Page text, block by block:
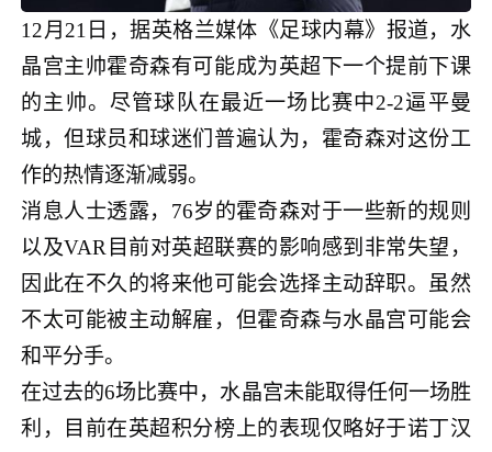
12月21日，据英格兰媒体《足球内幕》报道，水
晶宫主帅霍奇森有可能成为英超下一个提前下课
的主帅。尽管球队在最近一场比赛中2-2逼平曼
城，但球员和球迷们普遍认为，霍奇森对这份工
作的热情逐渐减弱。
消息人士透露，76岁的霍奇森对于一些新的规则
以及VAR目前对英超联赛的影响感到非常失望，
因此在不久的将来他可能会选择主动辞职。虽然
不太可能被主动解雇，但霍奇森与水晶宫可能会
和平分手。
在过去的6场比赛中，水晶宫未能取得任何一场胜
利，目前在英超积分榜上的表现仅略好于诺丁汉